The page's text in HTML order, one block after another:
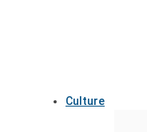
Culture